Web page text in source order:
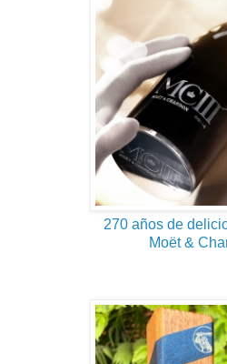
270 años de
Moët &